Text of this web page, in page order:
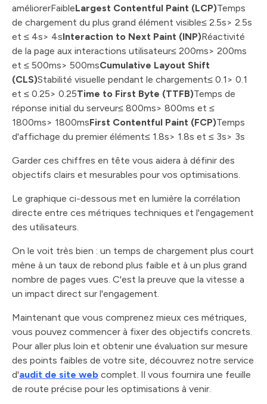
améliorerFaibleLargest Contentful Paint (LCP)Temps
de chargement du plus grand élément visible≤ 2.5s> 2.5s
et ≤ 4s> 4sInteraction to Next Paint (INP)Réactivité
de la page aux interactions utilisateur≤ 200ms> 200ms
et ≤ 500ms> 500msCumulative Layout Shift
(CLS)Stabilité visuelle pendant le chargement≤ 0.1> 0.1
et ≤ 0.25> 0.25Time to First Byte (TTFB)Temps de
réponse initial du serveur≤ 800ms> 800ms et ≤
1800ms> 1800msFirst Contentful Paint (FCP)Temps
d'affichage du premier élément≤ 1.8s> 1.8s et ≤ 3s> 3s
Garder ces chiffres en tête vous aidera à définir des
objectifs clairs et mesurables pour vos optimisations.
Le graphique ci-dessous met en lumière la corrélation
directe entre ces métriques techniques et l'engagement
des utilisateurs.
On le voit très bien : un temps de chargement plus court
mène à un taux de rebond plus faible et à un plus grand
nombre de pages vues. C'est la preuve que la vitesse a
un impact direct sur l'engagement.
Maintenant que vous comprenez mieux ces métriques,
vous pouvez commencer à fixer des objectifs concrets.
Pour aller plus loin et obtenir une évaluation sur mesure
des points faibles de votre site, découvrez notre service
d'audit de site web complet. Il vous fournira une feuille
de route précise pour les optimisations à venir.